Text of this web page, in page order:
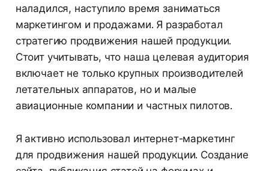
наладился, наступило время заниматься
маркетингом и продажами. Я разработал
стратегию продвижения нашей продукции.
Стоит учитывать, что наша целевая аудитория
включает не только крупных производителей
летательных аппаратов, но и малые
авиационные компании и частных пилотов.
Я активно использовал интернет-маркетинг
для продвижения нашей продукции. Создание